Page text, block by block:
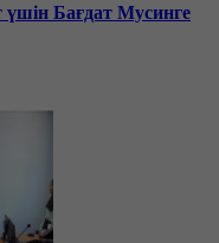
Бағдат Мусинге